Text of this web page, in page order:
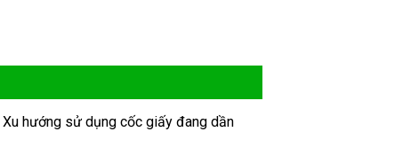
hướng sử dụng cốc giấy đang dần